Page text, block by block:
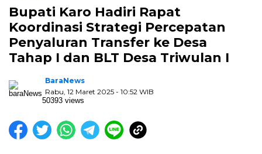
Bupati Karo Hadiri Rapat
Koordinasi Strategi Percepatan
Penyaluran Transfer ke Desa
Tahap I dan BLT Desa Triwulan I
BaraNews
Rabu, 12 Maret 2025 - 10:52 WIB
50393 views